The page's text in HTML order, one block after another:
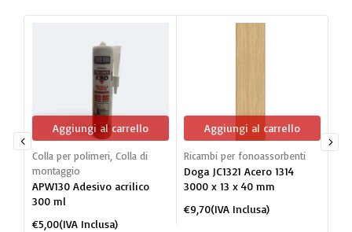
Aggiungi al carrello
Colla per polimeri, Colla di
montaggio
APW130 Adesivo acrilico
300 ml
€5,00(IVA Inclusa)
Aggiungi al carrello
Ricambi per fonoassorbenti
Doga JC1321 Acero 1314
3000 x 13 x 40 mm
€9,70(IVA Inclusa)